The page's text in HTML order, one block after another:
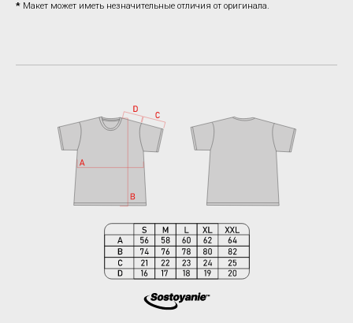
* Макет может иметь незначительные отличия от оригинала.